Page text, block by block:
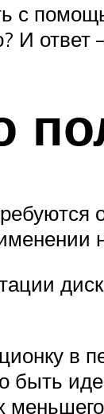
И ответ
в
быть